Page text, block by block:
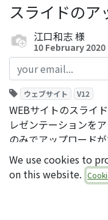
スライドのア
江口和志様
10 February 2020
ウェブサイト V12
WEBサイトのスライ
レゼンテーションを
のみでアップロードが
We use cookies to
on this website.